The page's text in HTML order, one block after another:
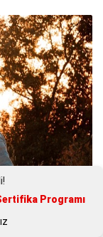
Programı